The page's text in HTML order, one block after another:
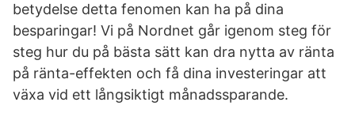
betydelse detta fenomen kan ha på dina
besparingar! Vi på Nordnet går igenom steg för
steg hur du på bästa sätt kan dra nytta av ränta
på ränta-effekten och få dina investeringar att
växa vid ett långsiktigt månadssparande.